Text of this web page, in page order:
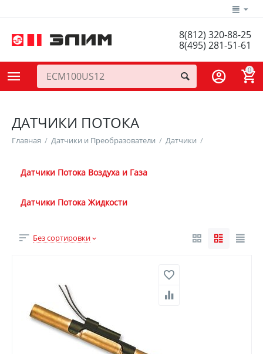
8(812) 320-88-25
8(495) 281-51-61
0
ДАТЧИКИ ПОТОКА
Главная / Датчики и Преобразователи / Датчики /
Датчики Потока Воздуха и Газа
Датчики Потока Жидкости
Без сортировки